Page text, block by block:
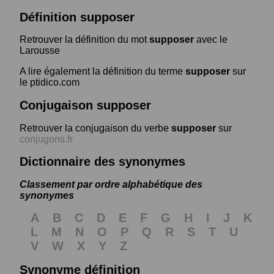
Définition supposer
Retrouver la définition du motsupposer avec le
Larousse
A lire également la définition du terme supposer sur
le ptidico.com
Conjugaison supposer
Retrouver la conjugaison du verbe supposer sur
conjugons.fr
Dictionnaire des synonymes
Classement par ordre alphabétique des
synonymes
A B C D E F G H I J
K
L
M N O P Q R S T
U
V
W X Y
Z
Synonyme définition